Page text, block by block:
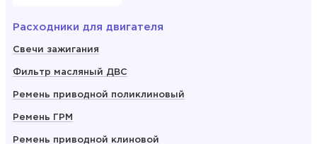
Расходники для двигателя
Свечи зажигания
Фильтр масляный ДВС
Ремень приводной поликлиновый
Ремень ГРМ
Ремень приводной клиновой